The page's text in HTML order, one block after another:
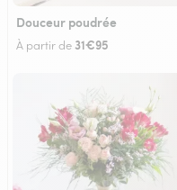
Douceur poudrée
À partir de 31€95